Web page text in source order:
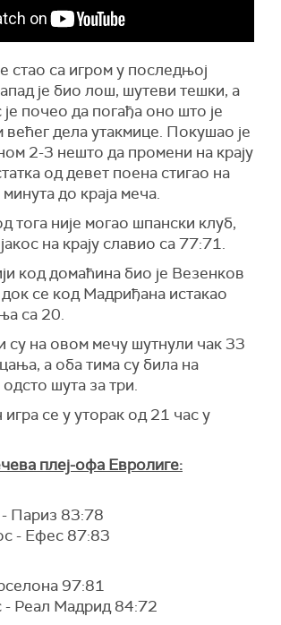
стао са игром у последњој
је био лош, шутеви тешки, а
почео да погађа оно што је
дела утакмице. Покушао је
2-3 нешто да промени на крају
од девет поена стигао на
до краја меча.
тога није могао шпански клуб,
на крају славио са 77:71.
код домаћина био је Везенков
се код Мадриђана истакао
са 20.
су на овом мечу шутнули чак 33
а оба тима су била на
шута за три.
се у уторак од 21 час у
плеј-офа Евролиге:
Париз 83:78
- Ефес 87:83
97:81
- Реал Мадрид 84:72